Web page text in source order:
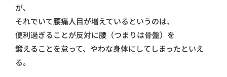
が、
それでいて腰痛人目が増えているというのは、
便利過ぎることが反対に腰（つまりは骨盤）を
鍛えることを怠って、やわな身体にしてしまったといえ
る。